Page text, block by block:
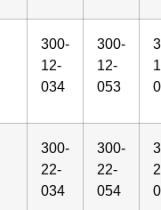
300-
12-
034
300-
12-
053
300-
22-
034
300-
22-
054